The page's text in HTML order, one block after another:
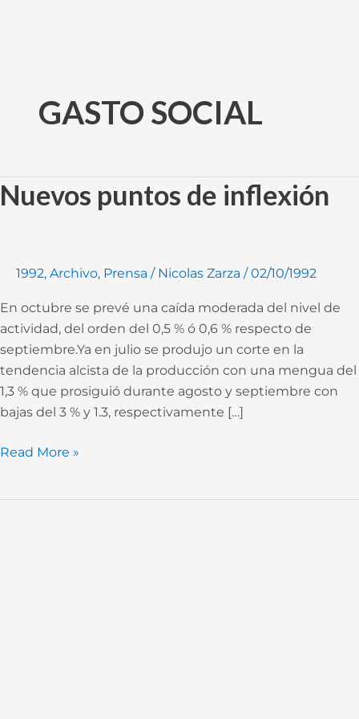
contenidoGASTO SOCIAL
Nuevos puntos de inflexión
1992, Archivo, Prensa / Nicolas Zarza /02/10/1992
En octubre se prevé una caída moderada del nivel de
actividad, del orden del 0,5 % ó 0,6 % respecto de
septiembre.Ya en julio se produjo un corte en la
tendencia alcista de la producción con una mengua del
1,3 % que prosiguió durante agosto y septiembre con
bajas del 3 % y 1.3, respectivamente […]
Nuevos
puntos
Read More »